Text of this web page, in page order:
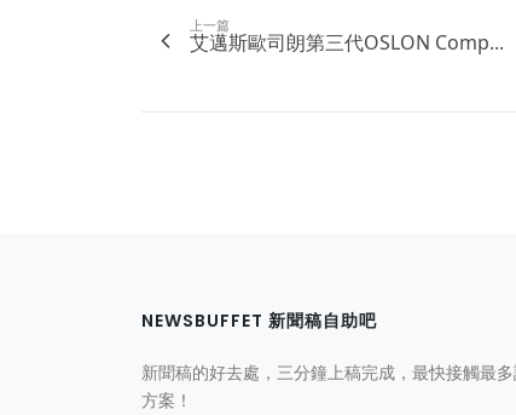
上一篇
艾邁斯歐司朗第三代OSLON Comp...
NEWSBUFFET 新聞稿自助吧
新聞稿的好去處，三分鐘上稿完成，最快接觸最
方案！